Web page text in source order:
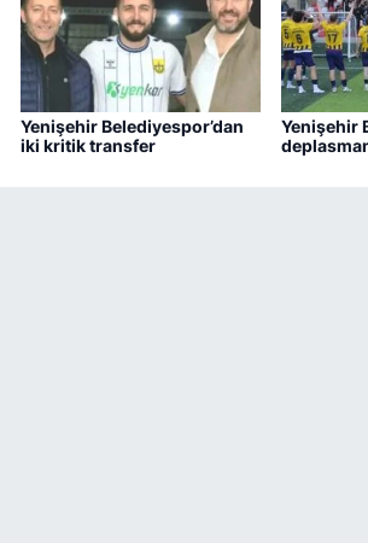
Yenişehir Belediyespor’dan
iki kritik transfer
Yenişehir